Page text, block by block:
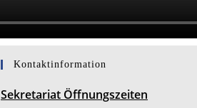
Kontaktinformation
Sekretariat Öffnungszeiten